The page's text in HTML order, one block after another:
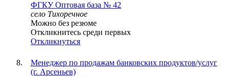
ФГКУ Оптовая база № 42
село Тихоречное
Можно без резюме
Откликнитесь среди первых
Откликнуться
Менеджер по продажам банковских продуктов/услуг
(г. Арсеньев)